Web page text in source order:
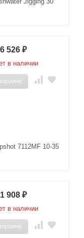
7112MF 10-35
526 ₽
в наличии
908 ₽
в наличии